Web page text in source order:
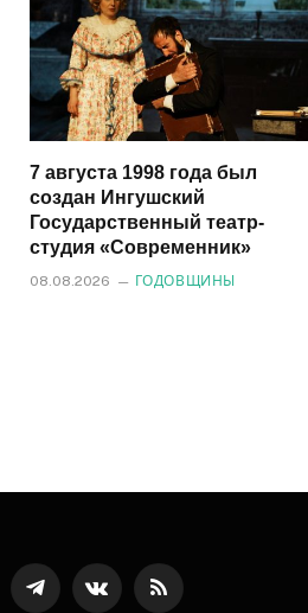
7 августа 1998 года был
создан Ингушский
Государственный театр-
студия «Современник»
08.08.2026 ГОДОВЩИНЫ
ТелеграммВКонтактеRSS-